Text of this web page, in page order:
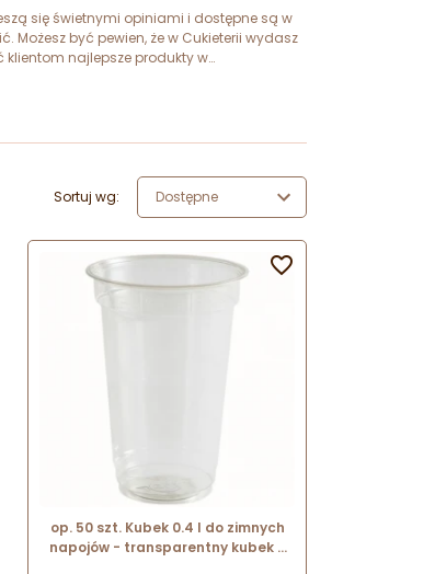
się świetnymi opiniami i dostępne są w
być pewien, że w Cukieterii wydasz
najlepsze produkty w
Sortuj wg: Dostępne
op. 50 szt. Kubek 0.4 l do zimnych
napojów - transparentny kubek z
